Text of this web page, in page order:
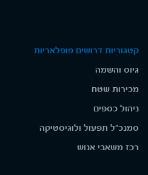
קטגוריות דרושים פופלאריות
גיוס והשמה
מכירות שטח
ניהול כספים
סמנכ"ל תפעול ולוגיסטיקה
רכז משאבי אנוש